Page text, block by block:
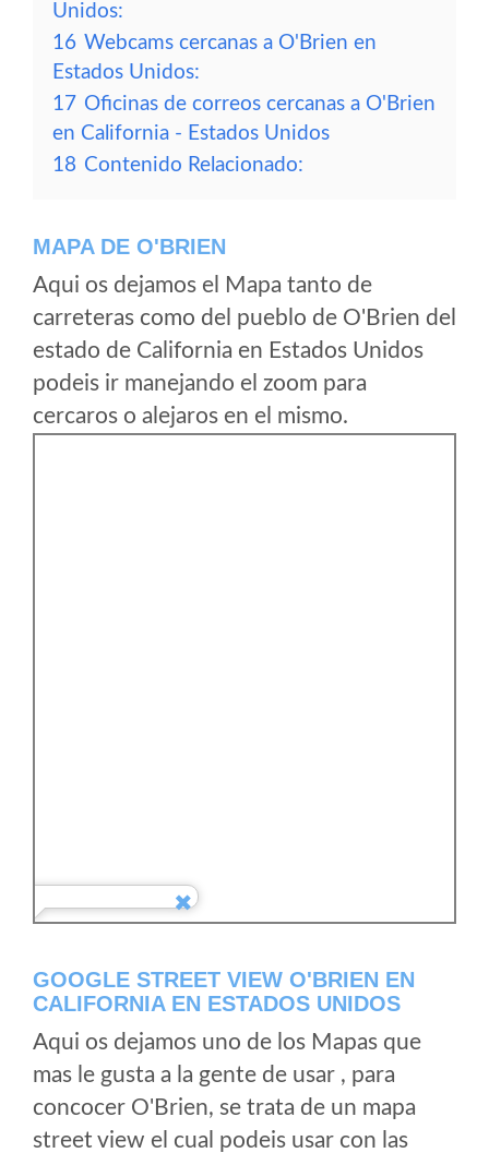
Unidos:
16 Webcams cercanas a O'Brien en
Estados Unidos:
17 Oficinas de correos cercanas a O'Brien
en California - Estados Unidos
18 Contenido Relacionado:
MAPA DE O'BRIEN
Aqui os dejamos el Mapa tanto de
carreteras como del pueblo de O'Brien del
estado de California en Estados Unidos
podeis ir manejando el zoom para
cercaros o alejaros en el mismo.
GOOGLE STREET VIEW O'BRIEN EN
CALIFORNIA EN ESTADOS UNIDOS
Aqui os dejamos uno de los Mapas que
mas le gusta a la gente de usar , para
concocer O'Brien, se trata de un mapa
street view el cual podeis usar con las